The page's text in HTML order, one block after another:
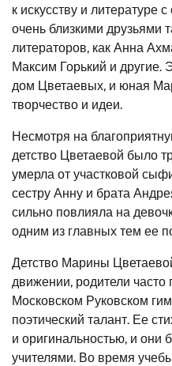
к искусству и литературе
очень близкими друзьями
литераторов, как Анна
Максим Горький и другие.
дом Цветаевых, и юная
творчество и идеи.
Несмотря на
детство Цветаевой было
умерла от участковой
сестру Анну и брата
сильно повлияла на
одним из главных тем ее
Детство Марины
движении, родители
Московском Руковском
поэтический талант. Ее
и оригинальностью, и они
учителями. Во время